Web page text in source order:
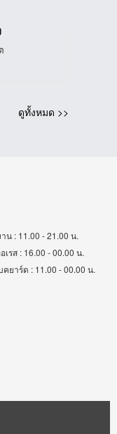
ดูทั้งหมด >>
น : 11.00 - 21.00 น.
เรส : 16.00 - 00.00 น.
ยาร์ด : 11.00 - 00.00 น.